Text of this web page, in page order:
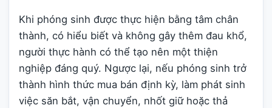
Khi phóng sinh được thực hiện bằng tâm chân
thành, có hiểu biết và không gây thêm đau khổ,
người thực hành có thể tạo nên một thiện
nghiệp đáng quý. Ngược lại, nếu phóng sinh trở
thành hình thức mua bán định kỳ, làm phát sinh
việc săn bắt, vận chuyển, nhốt giữ hoặc thả